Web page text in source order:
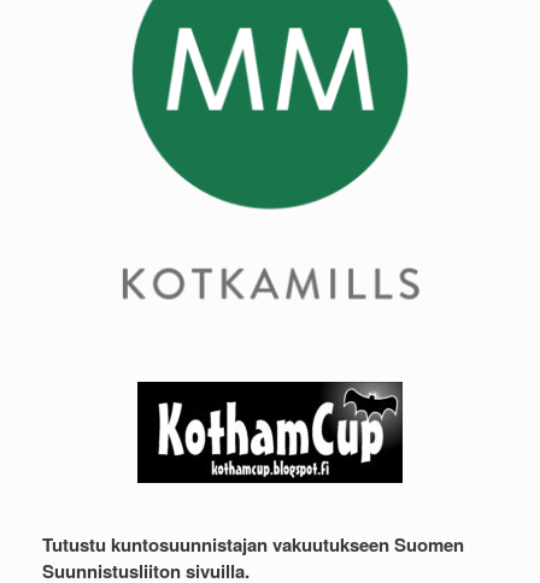
Tutustu kuntosuunnistajan vakuutukseen Suomen
Suunnistusliiton sivuilla.